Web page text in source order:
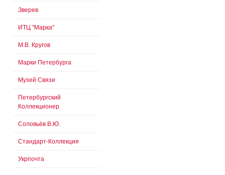
Зверев
ИТЦ "Марка"
М.В. Кругов
Марки Петербурга
Музей Связи
Петербургский
Коллекционер
Соловьёв В.Ю.
Стандарт-Коллекция
Укрпочта